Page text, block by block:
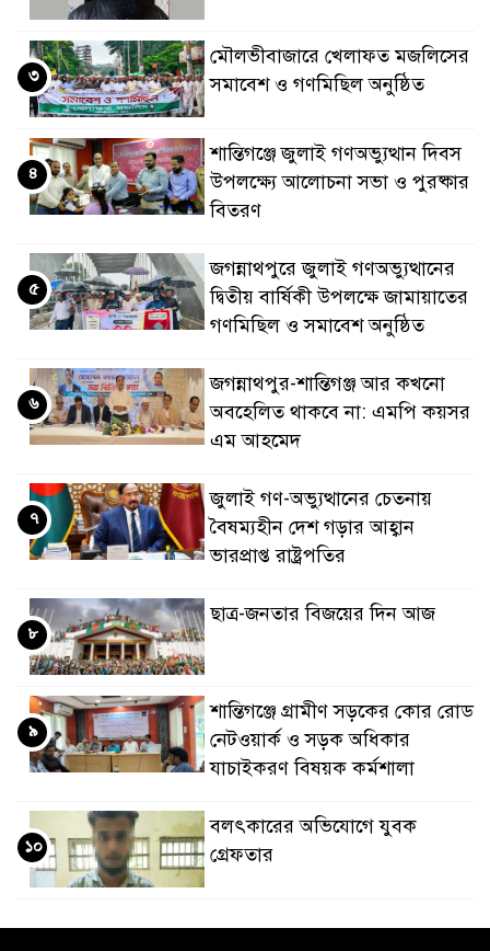
মৌলভীবাজারে খেলাফত মজলিসের
সমাবেশ ও গণমিছিল অনুষ্ঠিত
৩
শান্তিগঞ্জে জুলাই গণঅভ্যুত্থান দিবস
উপলক্ষ্যে আলোচনা সভা ও পুরষ্কার
বিতরণ
৪
জগন্নাথপুরে জুলাই গণঅভ্যুত্থানের
দ্বিতীয় বার্ষিকী উপলক্ষে জামায়াতের
গণমিছিল ও সমাবেশ অনুষ্ঠিত
৫
জগন্নাথপুর-শান্তিগঞ্জ আর কখনো
অবহেলিত থাকবে না: এমপি কয়সর
এম আহমেদ
৬
জুলাই গণ-অভ্যুত্থানের চেতনায়
বৈষম্যহীন দেশ গড়ার আহ্বান
ভারপ্রাপ্ত রাষ্ট্রপতির
৭
ছাত্র-জনতার বিজয়ের দিন আজ
৮
শান্তিগঞ্জে গ্রামীণ সড়কের কোর রোড
নেটওয়ার্ক ও সড়ক অধিকার
যাচাইকরণ বিষয়ক কর্মশালা
৯
বলৎকারের অভিযোগে যুবক
গ্রেফতার
১০